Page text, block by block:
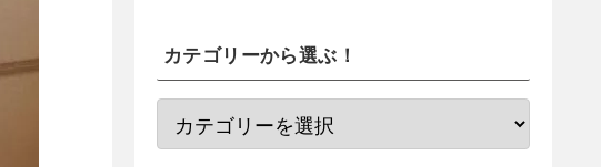
カテゴリーから選ぶ！